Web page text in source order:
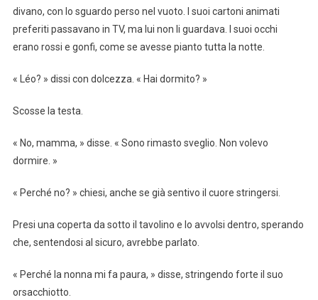
divano, con lo sguardo perso nel vuoto. I suoi cartoni animati
preferiti passavano in TV, ma lui non li guardava. I suoi occhi
erano rossi e gonfi, come se avesse pianto tutta la notte.
« Léo? » dissi con dolcezza. « Hai dormito? »
Scosse la testa.
« No, mamma, » disse. « Sono rimasto sveglio. Non volevo
dormire. »
« Perché no? » chiesi, anche se già sentivo il cuore stringersi.
Presi una coperta da sotto il tavolino e lo avvolsi dentro, sperando
che, sentendosi al sicuro, avrebbe parlato.
« Perché la nonna mi fa paura, » disse, stringendo forte il suo
orsacchiotto.